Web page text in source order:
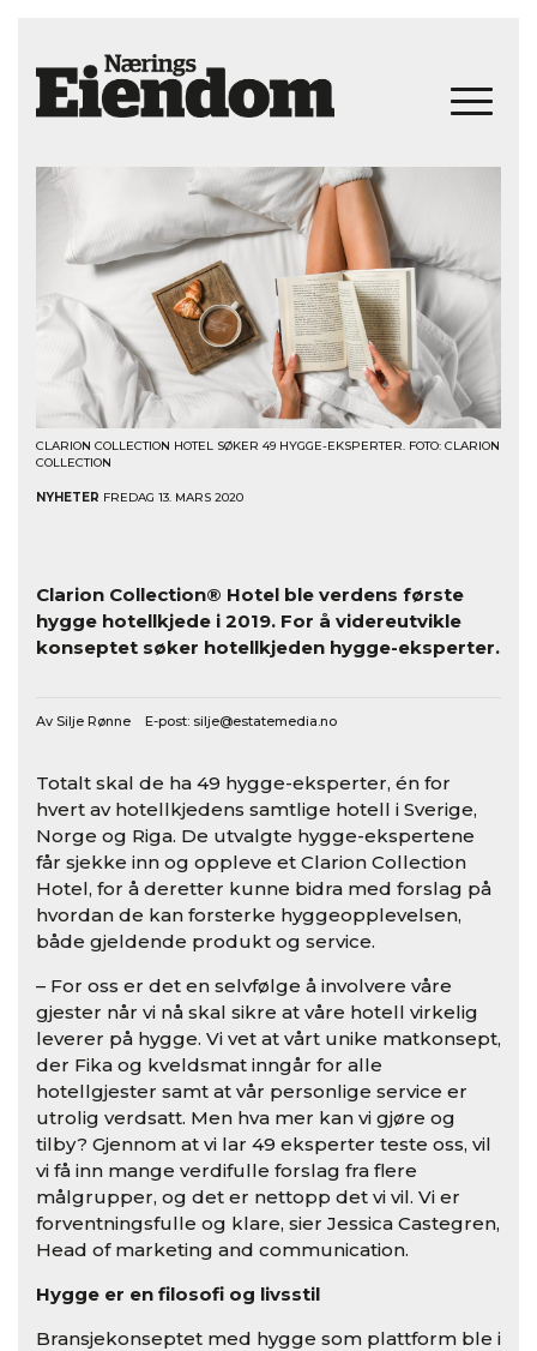
CLARION COLLECTION HOTEL SØKER 49 HYGGE-EKSPERTER. FOTO: CLARION
COLLECTION
NYHETER FREDAG 13. MARS 2020
Clarion Collection® Hotel ble verdens første
hygge hotellkjede i 2019. For å videreutvikle
konseptet søker hotellkjeden hygge-eksperter.
Av Silje Rønne E-post: silje@estatemedia.no
Totalt skal de ha 49 hygge-eksperter, én for
hvert av hotellkjedens samtlige hotell i Sverige,
Norge og Riga. De utvalgte hygge-ekspertene
får sjekke inn og oppleve et Clarion Collection
Hotel, for å deretter kunne bidra med forslag på
hvordan de kan forsterke hyggeopplevelsen,
både gjeldende produkt og service.
– For oss er det en selvfølge å involvere våre
gjester når vi nå skal sikre at våre hotell virkelig
leverer på hygge. Vi vet at vårt unike matkonsept,
der Fika og kveldsmat inngår for alle
hotellgjester samt at vår personlige service er
utrolig verdsatt. Men hva mer kan vi gjøre og
tilby? Gjennom at vi lar 49 eksperter teste oss, vil
vi få inn mange verdifulle forslag fra flere
målgrupper, og det er nettopp det vi vil. Vi er
forventningsfulle og klare, sier Jessica Castegren,
Head of marketing and communication.
Hygge er en filosofi og livsstil
Bransjekonseptet med hygge som plattform ble i